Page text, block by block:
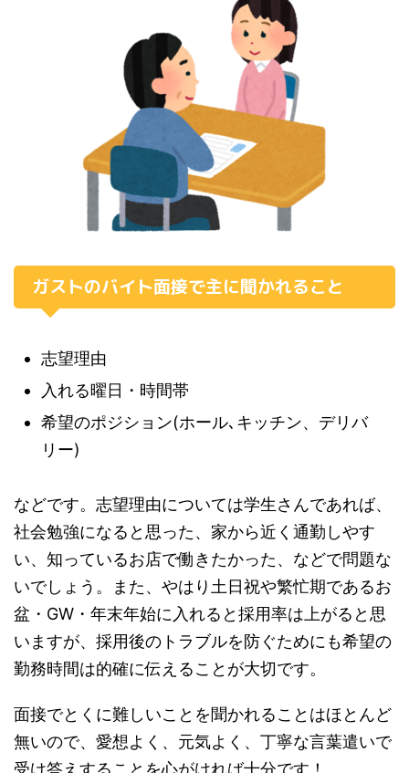
ガストのバイト面接で主に聞かれること
志望理由
入れる曜日・時間帯
希望のポジション(ホール､キッチン、デリバ
リー)
などです。志望理由については学生さんであれば、
社会勉強になると思った、家から近く通勤しやす
い、知っているお店で働きたかった、などで問題な
いでしょう。また、やはり土日祝や繁忙期であるお
盆・GW・年末年始に入れると採用率は上がると思
いますが、採用後のトラブルを防ぐためにも希望の
勤務時間は的確に伝えることが大切です。
面接でとくに難しいことを聞かれることはほとんど
無いので、愛想よく、元気よく、丁寧な言葉遣いで
受け答えすることを心がければ十分です！